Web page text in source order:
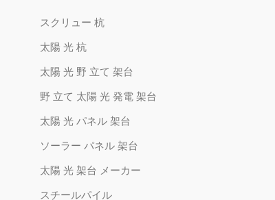
スクリュー 杭
太陽 光 杭
太陽 光 野 立て 架台
野 立て 太陽 光 発電 架台
太陽 光 パネル 架台
ソーラー パネル 架台
太陽 光 架台 メーカー
スチールパイル